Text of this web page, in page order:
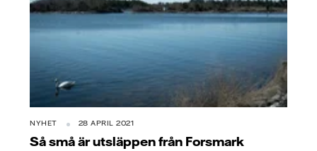
NYHET 28 APRIL 2021
Så små är utsläppen från Forsmark